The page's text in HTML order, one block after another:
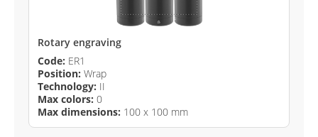
Rotary engraving
Code: ER1
Position: Wrap
Technology: II
Max colors: 0
Max dimensions: 100 x 100 mm